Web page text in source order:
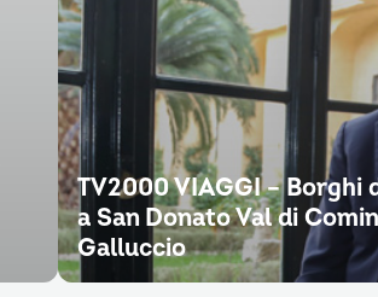
TV2000 VIAGGI – Borghi
a San Donato Val di
Galluccio